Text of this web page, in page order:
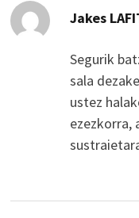
Jakes
Segurik
sala
ustez
ezezkorra,